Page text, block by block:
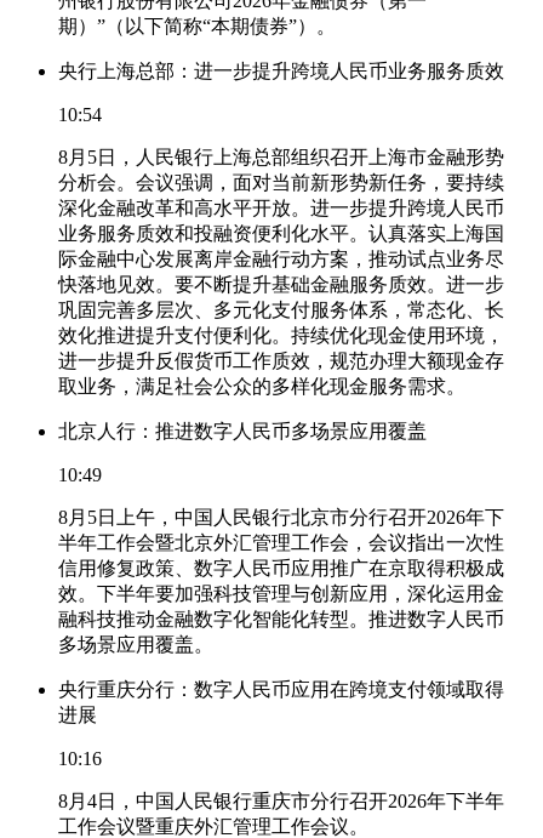
期）”（以下简称“本期债券”）。
央行上海总部：进一步提升跨境人民币业务服务质效
10:54
8月5日，人民银行上海总部组织召开上海市金融形势
分析会。会议强调，面对当前新形势新任务，要持续
深化金融改革和高水平开放。进一步提升跨境人民币
业务服务质效和投融资便利化水平。认真落实上海国
际金融中心发展离岸金融行动方案，推动试点业务尽
快落地见效。要不断提升基础金融服务质效。进一步
巩固完善多层次、多元化支付服务体系，常态化、长
效化推进提升支付便利化。持续优化现金使用环境，
进一步提升反假货币工作质效，规范办理大额现金存
取业务，满足社会公众的多样化现金服务需求。
北京人行：推进数字人民币多场景应用覆盖
10:49
8月5日上午，中国人民银行北京市分行召开2026年下
半年工作会暨北京外汇管理工作会，会议指出一次性
信用修复政策、数字人民币应用推广在京取得积极成
效。下半年要加强科技管理与创新应用，深化运用金
融科技推动金融数字化智能化转型。推进数字人民币
多场景应用覆盖。
央行重庆分行：数字人民币应用在跨境支付领域取得
进展
10:16
8月4日，中国人民银行重庆市分行召开2026年下半年
工作会议暨重庆外汇管理工作会议。